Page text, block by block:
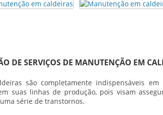
DE SERVIÇOS DE MANUTENÇÃO EM
são completamente indispensáveis em
suas linhas de produção, pois visam
série de transtornos.